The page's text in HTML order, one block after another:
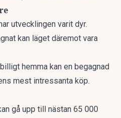
utvecklingen varit dyr.
kan läget däremot vara
hemma kan en begagnad
mest intressanta köp.
gå upp till nästan 65 000